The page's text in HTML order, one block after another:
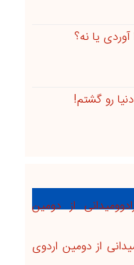
یا نه؟
رو گشتم!
از دومین اردوی